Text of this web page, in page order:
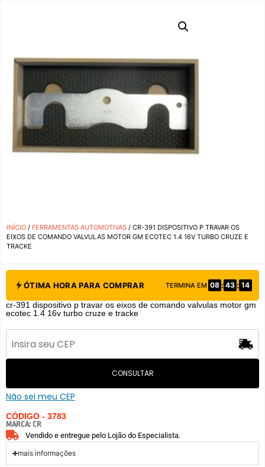
INÍCIO / FERRAMENTAS AUTOMOTIVAS / CR-391 DISPOSITIVO P TRAVAR OS
EIXOS DE COMANDO VALVULAS MOTOR GM ECOTEC 1.4 16V TURBO CRUZE E
TRACKE
ÓTIMA HORA PARA COMPRAR TERMINA EM 08 : 43 : 14
cr-391 dispositivo p travar os eixos de comando valvulas motor gm
ecotec 1.4 16v turbo cruze e tracke
CONSULTAR
Não sei meu CEP
CÓDIGO - 3783
MARCA: CR
Vendido e entregue pelo Lojão do Especialista.
mais informações